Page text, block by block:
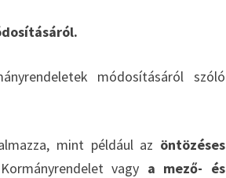
módosításáról szóló
mint például az öntözéses
vagy a mező- és